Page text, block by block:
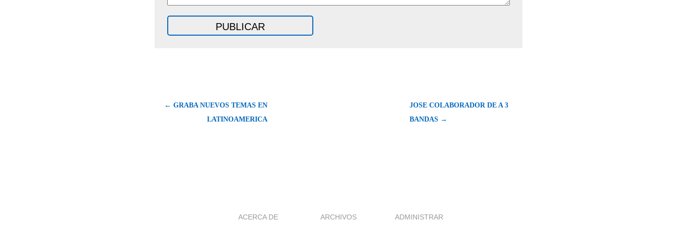
← GRABA NUEVOS TEMAS EN
LATINOAMERICA
JOSE COLABORADOR DE A 3
BANDAS →
ACERCA DE ARCHIVOS ADMINISTRAR